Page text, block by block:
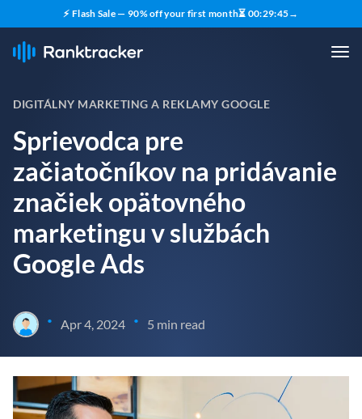
⚡ Flash Sale — 90% off your first month⏳ 00:29:43→
DIGITÁLNY MARKETING A REKLAMY GOOGLE
Sprievodca pre
začiatočníkov na pridávanie
značiek opätovného
marketingu v službách
Google Ads
• Apr 4, 2024 • 5 min read